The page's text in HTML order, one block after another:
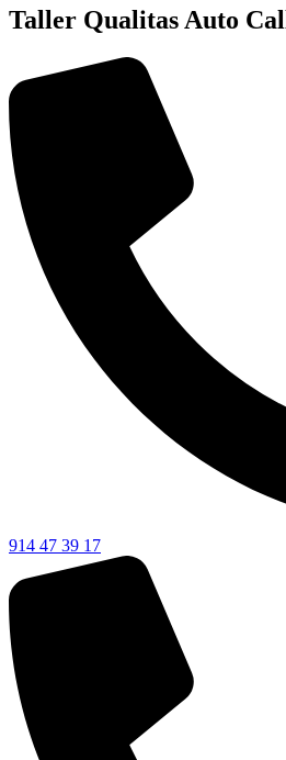
Taller Qualitas Auto
914 47 39 17